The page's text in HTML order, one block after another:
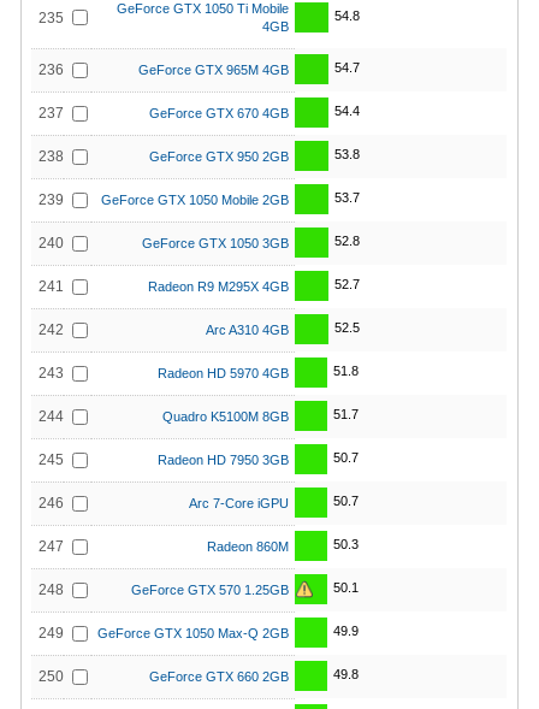
235
GeForce GTX 1050 Ti Mobile
4GB
54.8
236 GeForce GTX 965M 4GB 54.7
237 GeForce GTX 670 4GB 54.4
238 GeForce GTX 950 2GB 53.8
239 GeForce GTX 1050 Mobile 2GB 53.7
240 GeForce GTX 1050 3GB 52.8
241 Radeon R9 M295X 4GB 52.7
242 Arc A310 4GB 52.5
243 Radeon HD 5970 4GB 51.8
244 Quadro K5100M 8GB 51.7
245 Radeon HD 7950 3GB 50.7
246 Arc 7-Core iGPU 50.7
247 Radeon 860M 50.3
248 GeForce GTX 570 1.25GB 50.1
249 GeForce GTX 1050 Max-Q 2GB 49.9
250 GeForce GTX 660 2GB 49.8